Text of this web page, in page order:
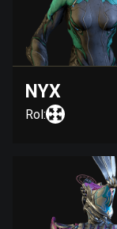
NYX
Rol: